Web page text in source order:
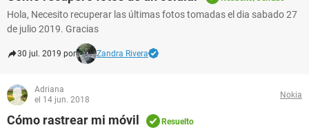
Hola, Necesito recuperar las últimas fotos tomadas el dia sabado 27
de julio 2019. Gracias
30 jul. 2019 por Zandra Rivera
Adriana
el 14 jun. 2018
Nokia
Cómo rastrear mi móvil Resuelto